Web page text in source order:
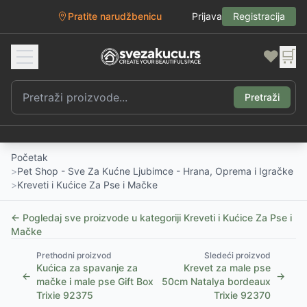
Pratite narudžbenicu Prijava Registracija
❤️ 🛒
Pretraži
Početak
>Pet Shop - Sve Za Kućne Ljubimce - Hrana, Oprema i Igračke
>Kreveti i Kućice Za Pse i Mačke
← Pogledaj sve proizvode u kategoriji Kreveti i Kućice Za Pse i
Mačke
←
Prethodni proizvod
Kućica za spavanje za
mačke i male pse Gift Box
Trixie 92375
Sledeći proizvod
Krevet za male pse
50cm Natalya bordeaux
Trixie 92370
→